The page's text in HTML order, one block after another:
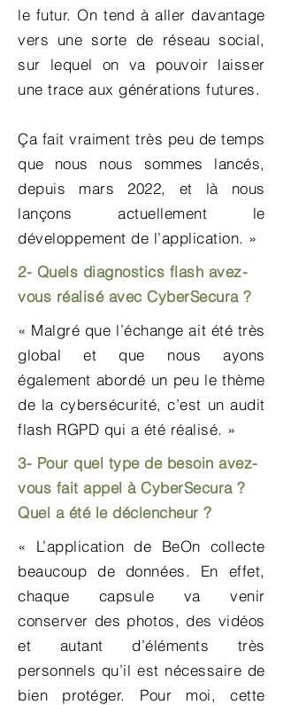
le futur. On tend à aller davantage
vers une sorte de réseau social,
sur lequel on va pouvoir laisser
une trace aux générations futures.
Ça fait vraiment très peu de temps
que nous nous sommes lancés,
depuis mars 2022, et là nous
lançons actuellement le
développement de l’application. »
2- Quels diagnostics flash avez-
vous réalisé avec CyberSecura ?
« Malgré que l’échange ait été très
global et que nous ayons
également abordé un peu le thème
de la cybersécurité, c’est un audit
flash RGPD qui a été réalisé. »
3- Pour quel type de besoin avez-
vous fait appel à CyberSecura ?
Quel a été le déclencheur ?
« L’application de BeOn collecte
beaucoup de données. En effet,
chaque capsule va venir
conserver des photos, des vidéos
et autant d’éléments très
personnels qu’il est nécessaire de
bien protéger. Pour moi, cette